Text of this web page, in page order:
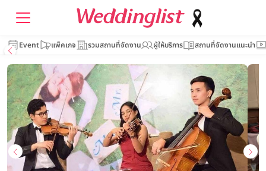
Event แพ็คเกจ รวมสถานที่จัดงาน ผู้ให้บริการ สถานที่จัดงานแนะนำ